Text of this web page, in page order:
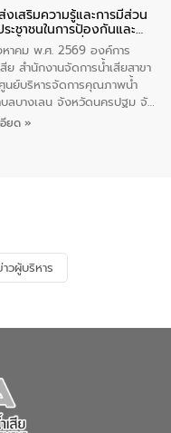
วแทนจากโรงแรมต่างๆ ในเขต
ลราไวย์ ศูนย์บริหารจัดการ
ศบาลตำบลราไวย์ นำโดยนาย
ษ ผู้จัดการสำนักงานจัดการน้ำ
ก็ต พร้อมด้วยเจ้าหน้าที่ จำนวน
ำกิจกรรม ทำความสะอาด
ะแหล่งท่องเที่ยว ณ บริเวณ
งเสริมความรู้และการมีส่วน
ะชาชนในการป้องกันและ
น้ำเสียอย่างยั่งยืน
าคม พ.ศ. 2569 องค์การ
ย สำนักงานจัดการน้ำเสียสาขา
นย์บริหารจัดการคุณภาพน้ำ
บลบางเลน จังหวัดนครปฐม จัด
ใต้โครงการส่งเสริมความรู้และ
ยและสร้างจิตสำนึกในการ
แวดล้อม ในหัวข้อ “น้ำเสียชุมชน
ดน้ำเสียเบื้องต้น” โดยให้ความรู้
หตุและผลกระทบของน้ำเสีย
ำบลบางเลน จังหวัดนครปฐม
อียด »
วผู้บริหาร